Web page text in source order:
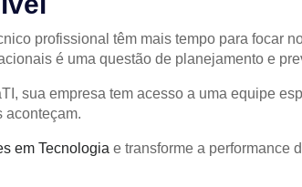
profissional têm mais tempo para focar
é uma questão de planejamento e
sua empresa tem acesso a uma equipe
aconteçam.
em Tecnologia e transforme a performance